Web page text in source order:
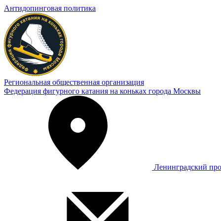
Антидопинговая политика
Региональная общественная организация
Федерация фигурного катания на коньках города Москвы
Ленинградский